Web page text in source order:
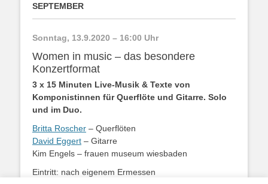
SEPTEMBER
Sonntag, 13.9.2020 – 16:00 Uhr
Women in music – das besondere
Konzertformat
3 x 15 Minuten Live-Musik & Texte von
Komponistinnen für Querflöte und Gitarre. Solo
und im Duo.
Britta Roscher – Querflöten
David Eggert – Gitarre
Kim Engels – frauen museum wiesbaden
Eintritt: nach eigenem Ermessen